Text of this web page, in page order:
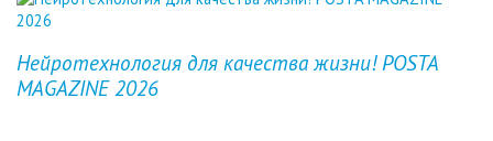
Нейротехнология для качества жизни! POSTA
MAGAZINE 2026
Previous